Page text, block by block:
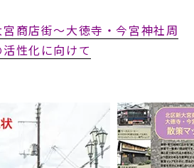
商店街～大徳寺・今宮神社周
性化に向けて